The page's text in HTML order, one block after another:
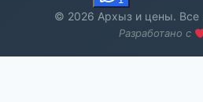
© 2026 Архыз и цены.
Разработано с